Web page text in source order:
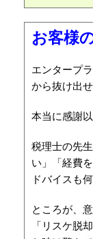
お客様
エンタープ
から抜け出
本当に感謝
税理士の先
い」「経費
ドバイスも
ところが、
「リスケ脱